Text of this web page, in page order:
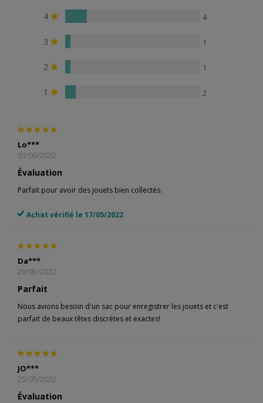
4 4
3 1
2 1
1 2
Lo***
01/06/2022
Évaluation
Parfait pour avoir des jouets bien collectés.
Achat vérifié le 17/05/2022
Da***
29/05/2022
Parfait
Nous avions besoin d'un sac pour enregistrer les jouets et c'est
parfait de beaux têtes discrètes et exactes!
JO***
25/05/2022
Évaluation